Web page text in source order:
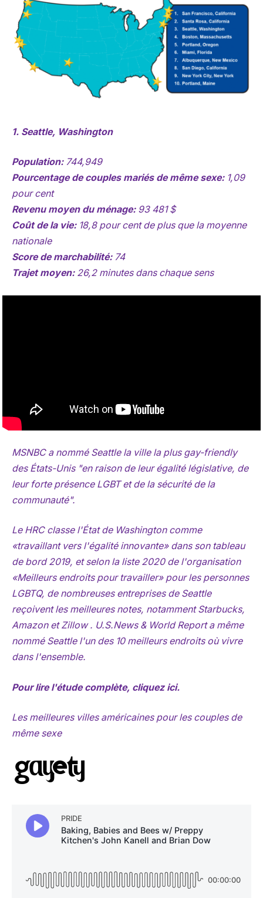
1. Seattle, Washington
Population:744,949
Pourcentage de couples mariés de même sexe:1,09
pour cent
Revenu moyen du ménage:93 481 $
Coût de la vie:18,8 pour cent de plus que la moyenne
nationale
Score de marchabilité:74
Trajet moyen:26,2 minutes dans chaque sens
MSNBC a nommé Seattle la ville la plus gay-friendly
des États-Unis "en raison de leur égalité législative, de
leur forte présence LGBT et de la sécurité de la
communauté".
Le HRC classe l'État de Washington comme
«travaillant vers l'égalité innovante» dans son tableau
de bord 2019, et selon la liste 2020 de l'organisation
«Meilleurs endroits pour travailler» pour les personnes
LGBTQ, de nombreuses entreprises de Seattle
reçoivent les meilleures notes, notamment Starbucks,
Amazon et Zillow . U.S.News & World Report a même
nommé Seattle l'un des 10 meilleurs endroits où vivre
dans l'ensemble.
Pour lire l'étude complète, cliquez ici.
Les meilleures villes américaines pour les couples de
même sexe